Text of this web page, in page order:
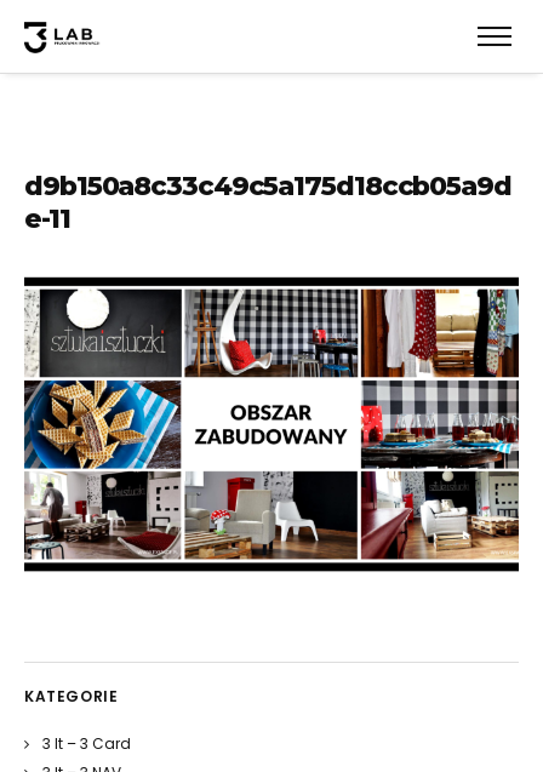
d9b150a8c33c49c5a175d18ccb05a9d
e-11
KATEGORIE
3 It – 3 Card